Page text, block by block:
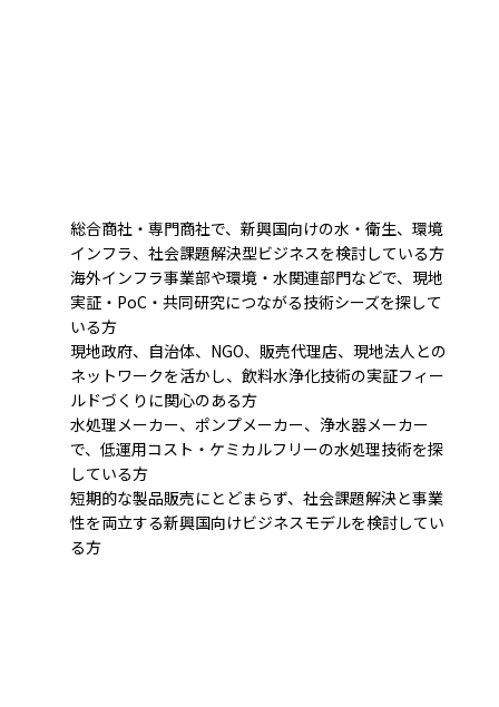
総合商社・専門商社で、新興国向けの水・衛生、環境
インフラ、社会課題解決型ビジネスを検討している方
海外インフラ事業部や環境・水関連部門などで、現地
実証・PoC・共同研究につながる技術シーズを探して
いる方
現地政府、自治体、NGO、販売代理店、現地法人との
ネットワークを活かし、飲料水浄化技術の実証フィー
ルドづくりに関心のある方
水処理メーカー、ポンプメーカー、浄水器メーカー
で、低運用コスト・ケミカルフリーの水処理技術を探
している方
短期的な製品販売にとどまらず、社会課題解決と事業
性を両立する新興国向けビジネスモデルを検討してい
る方